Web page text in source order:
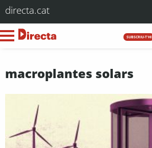
directa.cat
SUBSCRIU-T'HI
macroplantes solars